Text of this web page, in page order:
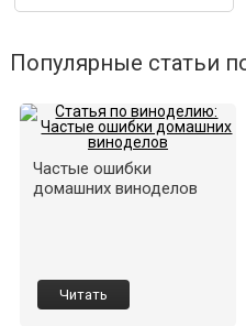
Популярные статьи
Частые ошибки
домашних виноделов
Читать